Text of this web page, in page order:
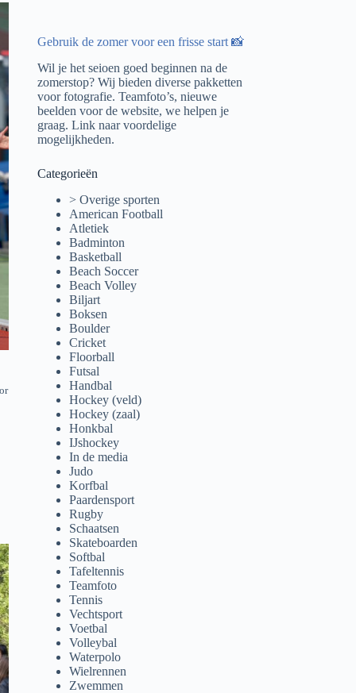
Gebruik de zomer voor een frisse start 📸
Wil je het seioen goed beginnen na de
zomerstop? Wij bieden diverse pakketten
voor fotografie. Teamfoto’s, nieuwe
beelden voor de website, we helpen je
graag.Link naar voordelige
mogelijkheden.
Categorieën
> Overige sporten
American Football
Atletiek
Badminton
Basketball
Beach Soccer
Beach Volley
Biljart
Boksen
Boulder
Cricket
Floorball
Futsal
Handbal
Hockey (veld)
Hockey (zaal)
Honkbal
IJshockey
In de media
Judo
Korfbal
Paardensport
Rugby
Schaatsen
Skateboarden
Softbal
Tafeltennis
Teamfoto
Tennis
Vechtsport
Voetbal
Volleybal
Waterpolo
Wielrennen
Zwemmen